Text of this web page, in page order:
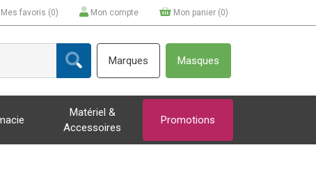
Mes favoris (0) Mon compte Mon panier (0)
Marques Masques
Matériel &
Accessoires
Promotions